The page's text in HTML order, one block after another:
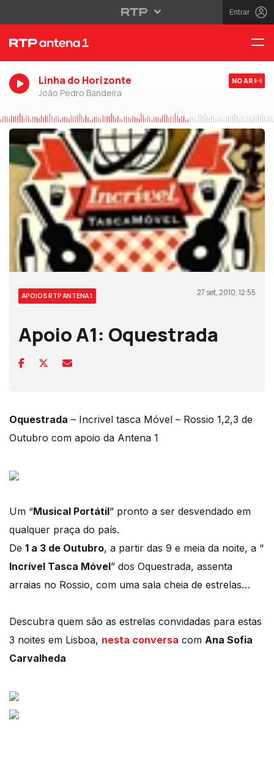
Entrar
Linha do Horizonte
João Pedro Bandeira
NO AR
APOIOS RTP ANTENA 1 27 set, 2010, 12:55
Apoio A1: Oquestrada
Oquestrada – Incrivel tasca Móvel – Rossio 1,2,3 de
Outubro com apoio da Antena 1
Um “Musical Portátil” pronto a ser desvendado em
qualquer praça do país.
De 1 a 3 de Outubro, a partir das 9 e meia da noite, a “
Incrível Tasca Móvel” dos Oquestrada, assenta
arraias no Rossio, com uma sala cheia de estrelas…
Descubra quem são as estrelas convidadas para estas
3 noites em Lisboa, nesta conversa com Ana Sofia
Carvalheda